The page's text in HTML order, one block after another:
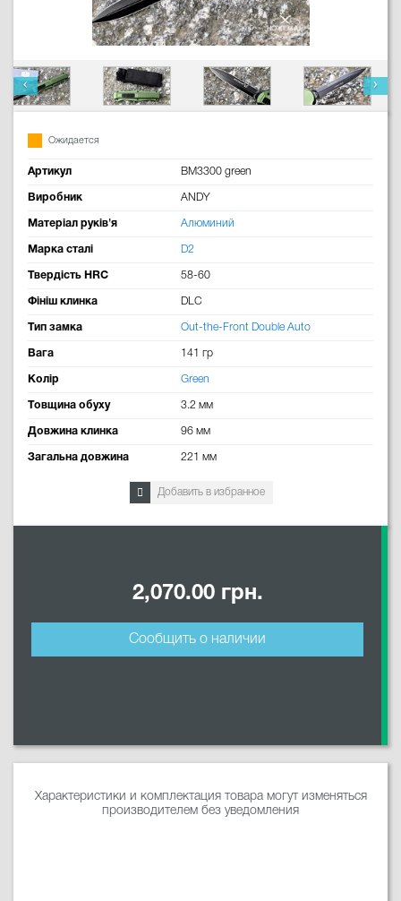
Ожидается
Артикул BM3300 green
Виробник ANDY
Матеріал руків'я Алюминий
Марка сталі D2
Твердість HRC 58-60
Фініш клинка DLC
Тип замка Out-the-Front Double Auto
Вага 141 гр
Колір Green
Товщина обуху 3.2 мм
Довжина клинка 96 мм
Загальна довжина 221 мм
Добавить в избранное
2,070.00 грн.
Сообщить о наличии
Характеристики и комплектация товара могут изменяться
производителем без уведомления